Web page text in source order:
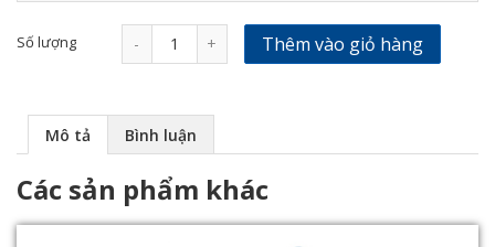
Số lượng - + Thêm vào giỏ hàng
Mô tả Bình luận
Các sản phẩm khác